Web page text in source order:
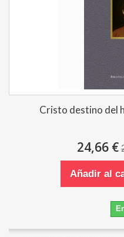
Cristo destino del
24,66 €
Añadir al